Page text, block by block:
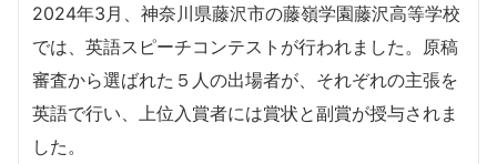
2024年3月、神奈川県藤沢市の藤嶺学園藤沢高等学校
では、英語スピーチコンテストが行われました。原稿
審査から選ばれた５人の出場者が、それぞれの主張を
英語で行い、上位入賞者には賞状と副賞が授与されま
した。